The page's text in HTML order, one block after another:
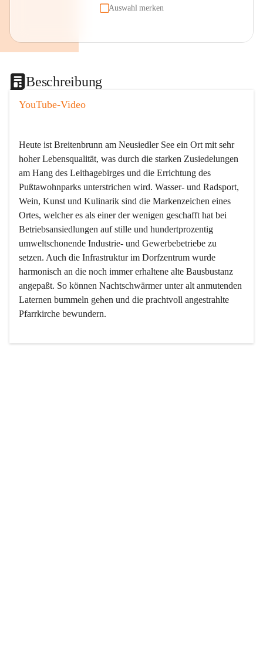
Auswahl merken
Beschreibung
YouTube-Video
Heute ist Breitenbrunn am Neusiedler See ein Ort mit sehr
hoher Lebensqualität, was durch die starken Zusiedelungen
am Hang des Leithagebirges und die Errichtung des
Pußtawohnparks unterstrichen wird. Wasser- und Radsport,
Wein, Kunst und Kulinarik sind die Markenzeichen eines
Ortes, welcher es als einer der wenigen geschafft hat bei
Betriebsansiedlungen auf stille und hundertprozentig
umweltschonende Industrie- und Gewerbebetriebe zu
setzen. Auch die Infrastruktur im Dorfzentrum wurde
harmonisch an die noch immer erhaltene alte Bausbustanz
angepaßt. So können Nachtschwärmer unter alt anmutenden
Laternen bummeln gehen und die prachtvoll angestrahlte
Pfarrkirche bewundern.
Der Weinbau dominert heute nicht mehr, ist aber integrativer